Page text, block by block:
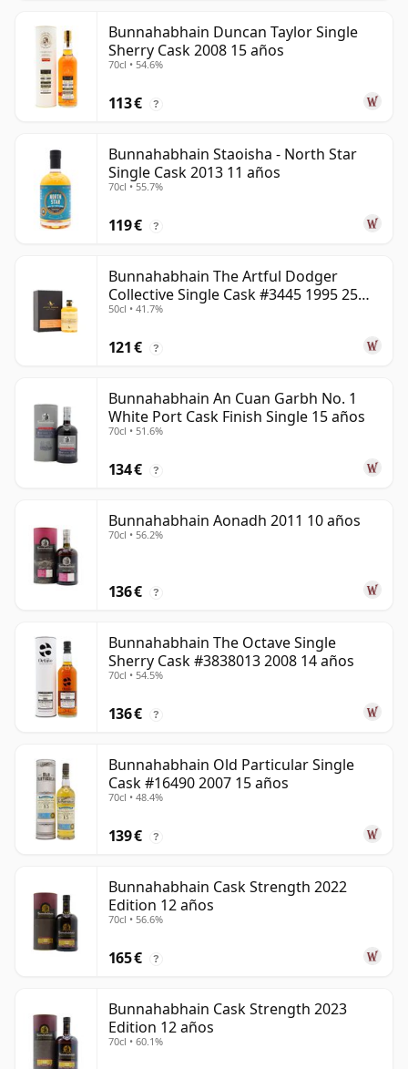
Bunnahabhain Duncan Taylor Single
Sherry Cask 2008 15 años
70cl • 54.6%
113 € ?
Bunnahabhain Staoisha - North Star
Single Cask 2013 11 años
70cl • 55.7%
119 € ?
Bunnahabhain The Artful Dodger
Collective Single Cask #3445 1995 25
años
50cl • 41.7%
121 € ?
Bunnahabhain An Cuan Garbh No. 1
White Port Cask Finish Single 15 años
70cl • 51.6%
134 € ?
Bunnahabhain Aonadh 2011 10 años
70cl • 56.2%
136 € ?
Bunnahabhain The Octave Single
Sherry Cask #3838013 2008 14 años
70cl • 54.5%
136 € ?
Bunnahabhain Old Particular Single
Cask #16490 2007 15 años
70cl • 48.4%
139 € ?
Bunnahabhain Cask Strength 2022
Edition 12 años
70cl • 56.6%
165 € ?
Bunnahabhain Cask Strength 2023
Edition 12 años
70cl • 60.1%